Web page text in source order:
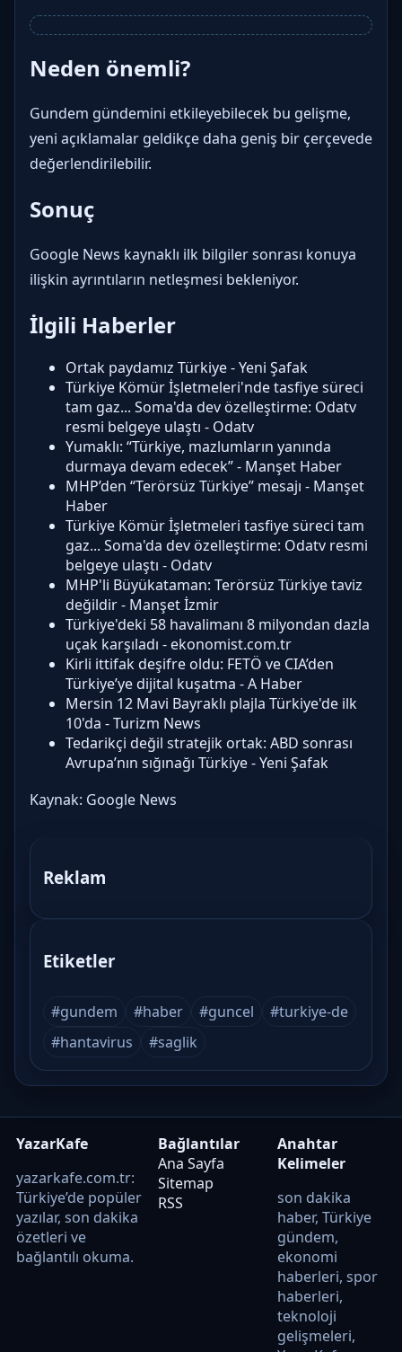
Neden önemli?
Gundem gündemini etkileyebilecek bu gelişme,
yeni açıklamalar geldikçe daha geniş bir çerçevede
değerlendirilebilir.
Sonuç
Google News kaynaklı ilk bilgiler sonrası konuya
ilişkin ayrıntıların netleşmesi bekleniyor.
İlgili Haberler
Ortak paydamız Türkiye - Yeni Şafak
Türkiye Kömür İşletmeleri'nde tasfiye süreci
tam gaz... Soma'da dev özelleştirme: Odatv
resmi belgeye ulaştı - Odatv
Yumaklı: “Türkiye, mazlumların yanında
durmaya devam edecek” - Manşet Haber
MHP’den “Terörsüz Türkiye” mesajı - Manşet
Haber
Türkiye Kömür İşletmeleri tasfiye süreci tam
gaz... Soma'da dev özelleştirme: Odatv resmi
belgeye ulaştı - Odatv
MHP'li Büyükataman: Terörsüz Türkiye taviz
değildir - Manşet İzmir
Türkiye'deki 58 havalimanı 8 milyondan dazla
uçak karşıladı - ekonomist.com.tr
Kirli ittifak deşifre oldu: FETÖ ve CIA’den
Türkiye’ye dijital kuşatma - A Haber
Mersin 12 Mavi Bayraklı plajla Türkiye'de ilk
10'da - Turizm News
Tedarikçi değil stratejik ortak: ABD sonrası
Avrupa’nın sığınağı Türkiye - Yeni Şafak
Kaynak: Google News
Reklam
Etiketler
#gundem #haber #guncel
#turkiye-de
#hantavirus
#saglik
YazarKafe
yazarkafe.com.tr:
Türkiye’de popüler
yazılar, son dakika
özetleri ve
bağlantılı okuma.
Bağlantılar
Ana Sayfa
Sitemap
RSS
Anahtar
Kelimeler
son dakika
haber, Türkiye
gündem,
ekonomi
haberleri, spor
haberleri,
teknoloji
gelişmeleri,